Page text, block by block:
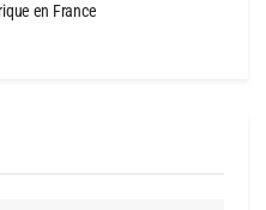
en France